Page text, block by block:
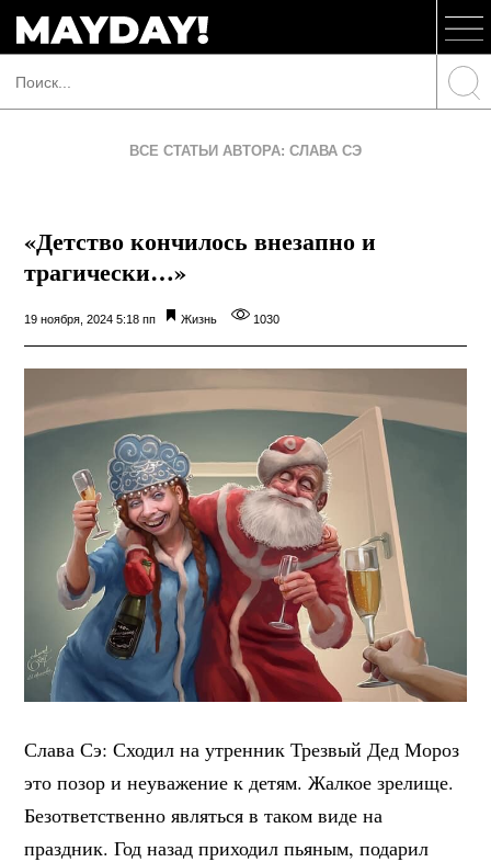
ВСЕ СТАТЬИ АВТОРА: СЛАВА СЭ
«Детство кончилось внезапно и
трагически…»
19 ноября, 2024 5:18 пп Жизнь 1030
Слава Сэ: Сходил на утренник Трезвый Дед Мороз
это позор и неуважение к детям. Жалкое зрелище.
Безответственно являться в таком виде на
праздник. Год назад приходил пьяным, подарил